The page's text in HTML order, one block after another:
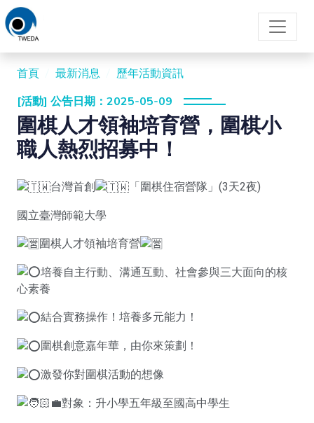
首頁 最新消息 歷年活動資訊
[活動] 公告日期：2025-05-09
圍棋人才領袖培育營，圍棋小
職人熱烈招募中！
台灣首創
「圍棋住宿營隊」(3天2夜)
國立臺灣師範大學
圍棋人才領袖培育營
培養自主行動、溝通互動、社會參與三大面向的核
心素養
結合實務操作！培養多元能力！
圍棋創意嘉年華，由你來策劃！
激發你對圍棋活動的想像
對象：升小學五年級至國高中學生